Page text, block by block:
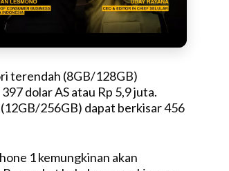
terendah (8GB/128GB)
dolar AS atau Rp 5,9 juta.
256GB) dapat berkisar 456
1 kemungkinan akan